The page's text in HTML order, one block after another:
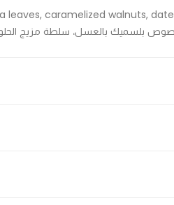
leaves, caramelized walnuts,